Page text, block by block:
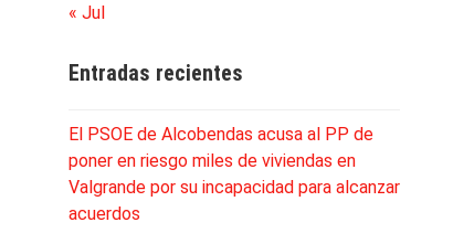
« Jul
Entradas recientes
El PSOE de Alcobendas acusa al PP de
poner en riesgo miles de viviendas en
Valgrande por su incapacidad para alcanzar
acuerdos